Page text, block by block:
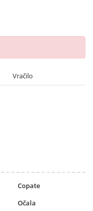
Vračilo
Copate
Očala